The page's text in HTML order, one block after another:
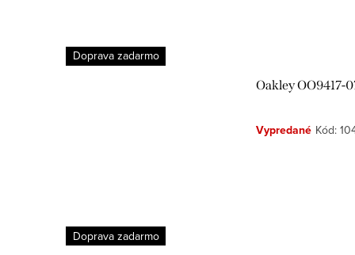
Oakley OO9417-
Doprava zadarmo
Vypredané Kód:
Doprava zadarmo